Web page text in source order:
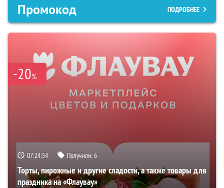
Промокод ПОДРОБНЕЕ
-20%
07:24:54 Получили:6
Торты, пирожные и другие сладости, а также товары для
праздника на «Флаувау»